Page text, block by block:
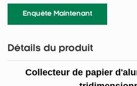
Enquête Maintenant
Détails du produit
Collecteur de papier